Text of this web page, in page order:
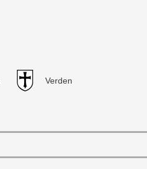
Verden